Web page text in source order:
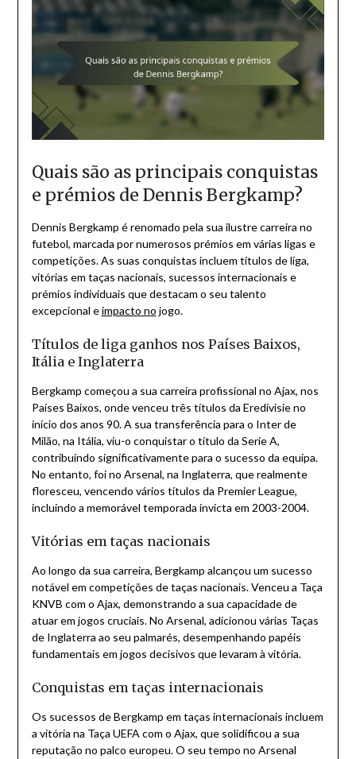
Quais são as principais conquistas
e prémios de Dennis Bergkamp?
Dennis Bergkamp é renomado pela sua ilustre carreira no
futebol, marcada por numerosos prémios em várias ligas e
competições. As suas conquistas incluem títulos de liga,
vitórias em taças nacionais, sucessos internacionais e
prémios individuais que destacam o seu talento
excepcional eimpacto no jogo.
Títulos de liga ganhos nos Países Baixos,
Itália e Inglaterra
Bergkamp começou a sua carreira profissional no Ajax, nos
Países Baixos, onde venceu três títulos da Eredivisie no
início dos anos 90. A sua transferência para o Inter de
Milão, na Itália, viu-o conquistar o título da Serie A,
contribuindo significativamente para o sucesso da equipa.
No entanto, foi no Arsenal, na Inglaterra, que realmente
floresceu, vencendo vários títulos da Premier League,
incluindo a memorável temporada invicta em 2003-2004.
Vitórias em taças nacionais
Ao longo da sua carreira, Bergkamp alcançou um sucesso
notável em competições de taças nacionais. Venceu a Taça
KNVB com o Ajax, demonstrando a sua capacidade de
atuar em jogos cruciais. No Arsenal, adicionou várias Taças
de Inglaterra ao seu palmarés, desempenhando papéis
fundamentais em jogos decisivos que levaram à vitória.
Conquistas em taças internacionais
Os sucessos de Bergkamp em taças internacionais incluem
a vitória na Taça UEFA com o Ajax, que solidificou a sua
reputação no palco europeu. O seu tempo no Arsenal